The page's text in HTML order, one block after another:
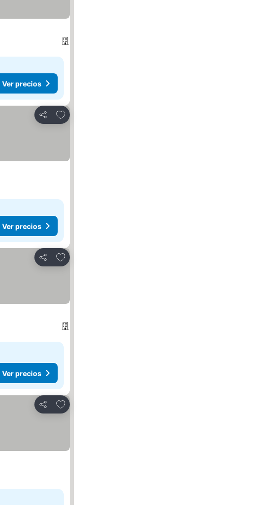
Ver precios
Compartir
Agregar a favoritos
Ver precios
Compartir
Agregar a favoritos
Ver precios
Compartir
Agregar a favoritos